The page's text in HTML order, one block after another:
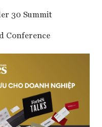
30 Summit
Conference